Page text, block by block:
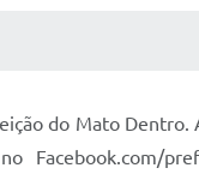
do Mato